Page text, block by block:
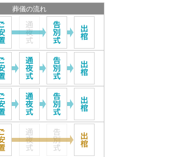
葬儀の流れ